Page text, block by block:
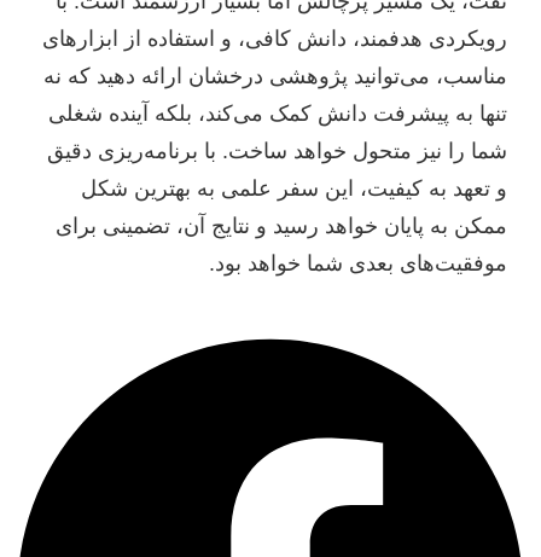
رویکردی هدفمند، دانش کافی، و استفاده از ابزارهای
مناسب، می‌توانید پژوهشی درخشان ارائه دهید که نه
تنها به پیشرفت دانش کمک می‌کند، بلکه آینده شغلی
شما را نیز متحول خواهد ساخت. با برنامه‌ریزی دقیق
و تعهد به کیفیت، این سفر علمی به بهترین شکل
ممکن به پایان خواهد رسید و نتایج آن، تضمینی برای
موفقیت‌های بعدی شما خواهد بود.